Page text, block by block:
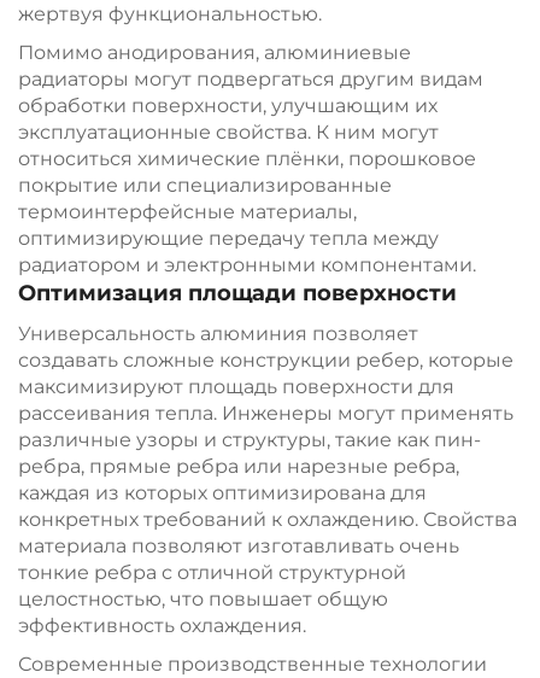
жертвуя функциональностью.
Помимо анодирования, алюминиевые
радиаторы могут подвергаться другим видам
обработки поверхности, улучшающим их
эксплуатационные свойства. К ним могут
относиться химические плёнки, порошковое
покрытие или специализированные
термоинтерфейсные материалы,
оптимизирующие передачу тепла между
радиатором и электронными компонентами.
Оптимизация площади поверхности
Универсальность алюминия позволяет
создавать сложные конструкции ребер, которые
максимизируют площадь поверхности для
рассеивания тепла. Инженеры могут применять
различные узоры и структуры, такие как пин-
ребра, прямые ребра или нарезные ребра,
каждая из которых оптимизирована для
конкретных требований к охлаждению. Свойства
материала позволяют изготавливать очень
тонкие ребра с отличной структурной
целостностью, что повышает общую
эффективность охлаждения.
Современные производственные технологии